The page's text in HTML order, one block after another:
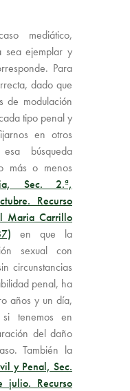
mediático,
sea ejemplar y
Para
dado que
de modulación
tipo penal y
en otros
búsqueda
más o menos
Sec. 2.ª,
Recurso
Maria Carrillo
en que la
sexual con
circunstancias
penal, ha
años y un día,
tenemos en
del daño
También la
y Penal, Sec.
Recurso